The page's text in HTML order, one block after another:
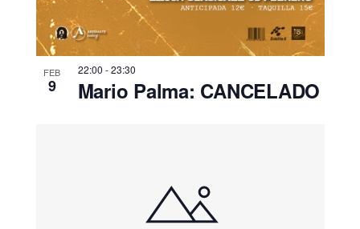
FEB
9
22:00 -23:30
Mario Palma: CANCELADO